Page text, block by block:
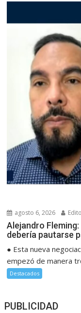
agosto 6, 2026
Alejandro
debería pautarse
● Esta nueva
empezó de manera
Destacados
PUBLICIDAD